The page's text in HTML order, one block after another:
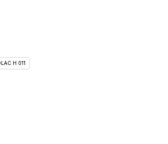
H 011